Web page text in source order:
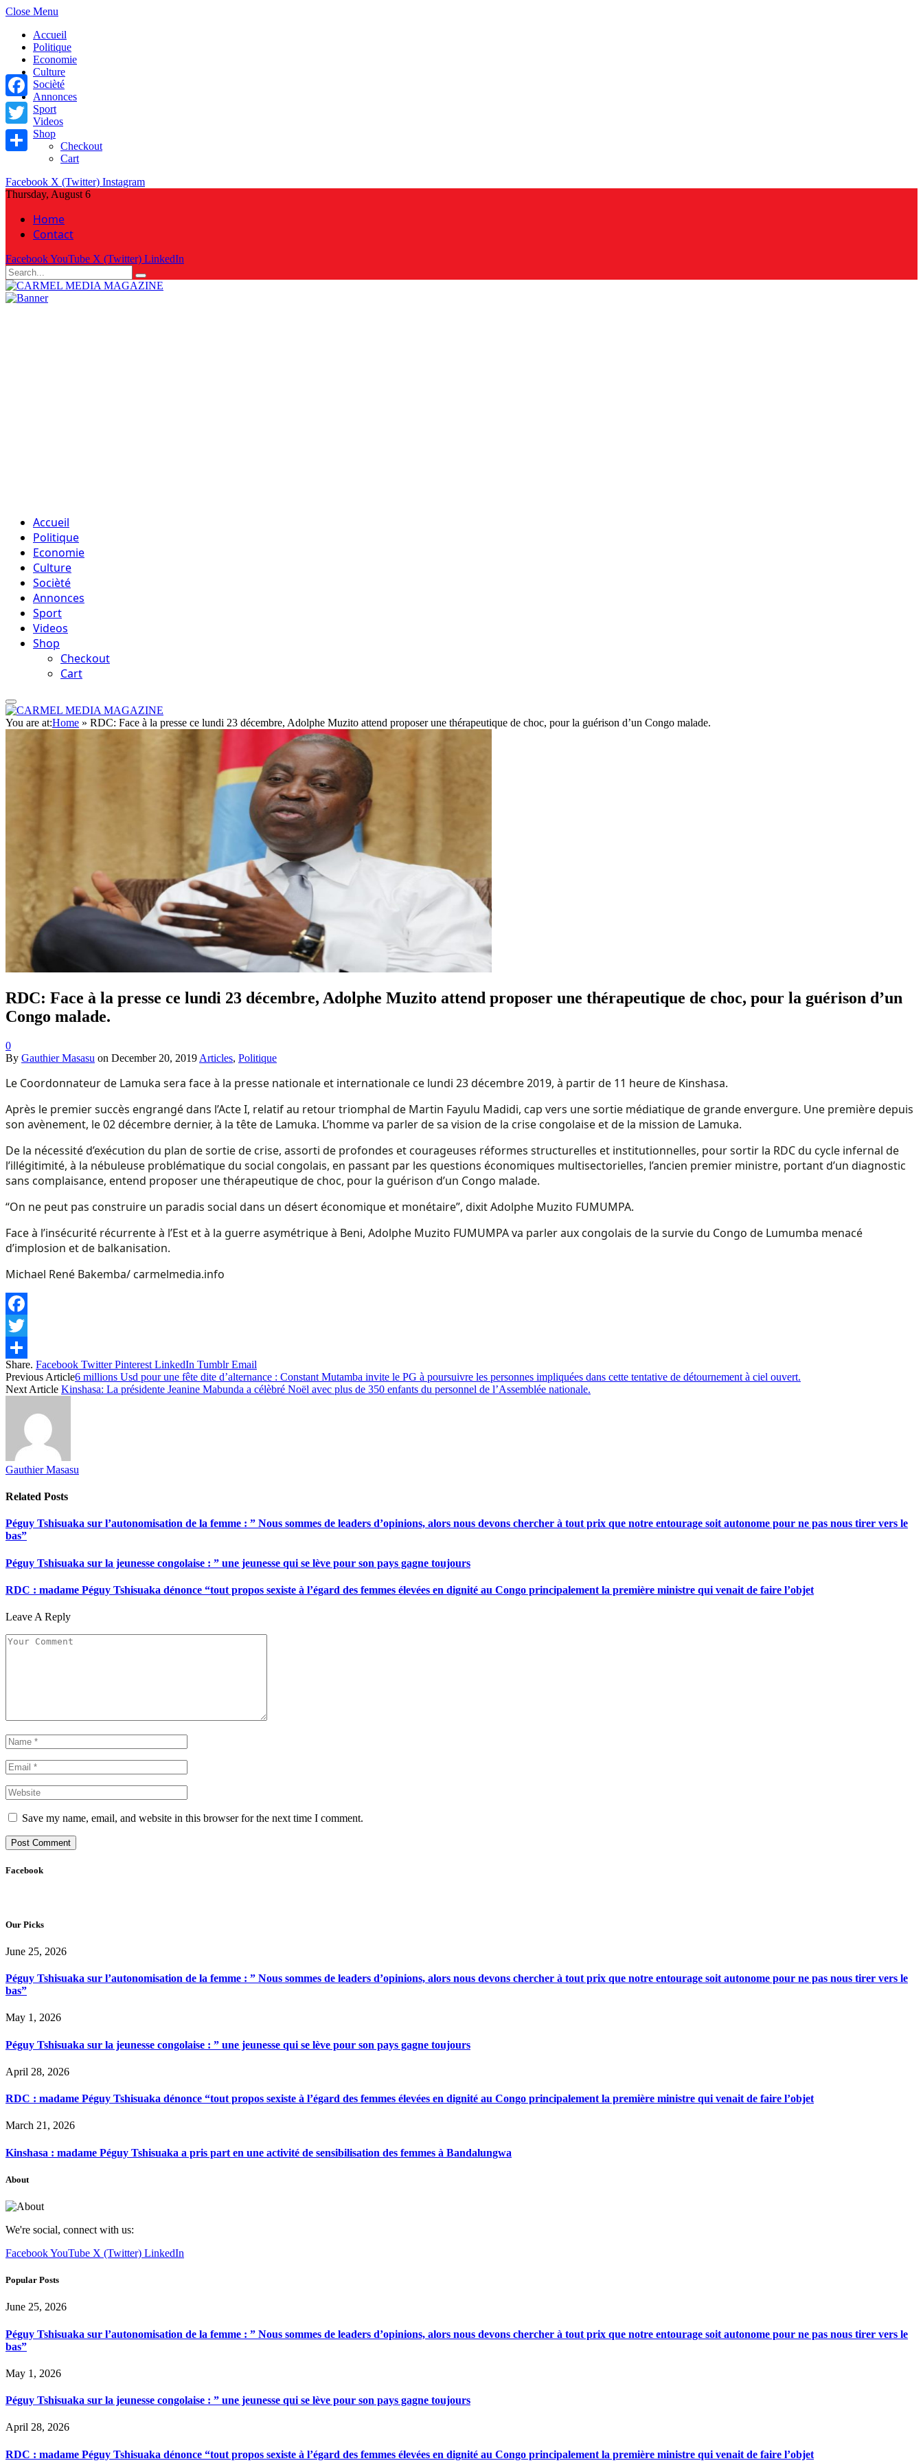
Close Menu
Accueil
Politique
Economie
Culture
Socièté
Annonces
Sport
Videos
Shop
Checkout
Cart
Facebook X (Twitter) Instagram
Thursday, August 6
Home
Contact
FacebookYouTube X (Twitter) LinkedIn
Accueil
Politique
Economie
Culture
Socièté
Annonces
Sport
Videos
Shop
Checkout
Cart
You are at:Home » RDC: Face à la presse ce lundi 23 décembre, Adolphe Muzito attend proposer une thérapeutique de choc, pour la guérison d’un Congo malade.
RDC: Face à la presse ce lundi 23 décembre, Adolphe Muzito attend proposer une thérapeutique de choc, pour la guérison d’un
Congo malade.
0
By Gauthier Masasu on December 20, 2019 Articles, Politique
Le Coordonnateur de Lamuka sera face à la presse nationale et internationale ce lundi 23 décembre 2019, à partir de 11 heure de Kinshasa.
Après le premier succès engrangé dans l’Acte I, relatif au retour triomphal de Martin Fayulu Madidi, cap vers une sortie médiatique de grande envergure. Une première depuis
son avènement, le 02 décembre dernier, à la tête de Lamuka. L’homme va parler de sa vision de la crise congolaise et de la mission de Lamuka.
De la nécessité d’exécution du plan de sortie de crise, assorti de profondes et courageuses réformes structurelles et institutionnelles, pour sortir la RDC du cycle infernal de
l’illégitimité, à la nébuleuse problématique du social congolais, en passant par les questions économiques multisectorielles, l’ancien premier ministre, portant d’un diagnostic
sans complaisance, entend proposer une thérapeutique de choc, pour la guérison d’un Congo malade.
“On ne peut pas construire un paradis social dans un désert économique et monétaire”, dixit Adolphe Muzito FUMUMPA.
Face à l’insécurité récurrente à l’Est et à la guerre asymétrique à Beni, Adolphe Muzito FUMUMPA va parler aux congolais de la survie du Congo de Lumumba menacé
d’implosion et de balkanisation.
Michael René Bakemba/ carmelmedia.info
Facebook
Twitter
Share
Share. Facebook Twitter Pinterest LinkedIn Tumblr Email
Previous Article6 millions Usd pour une fête dite d’alternance : Constant Mutamba invite le PG à poursuivre les personnes impliquées dans cette tentative de détournement à ciel ouvert.
Next Article Kinshasa: La présidente Jeanine Mabunda a célèbré Noël avec plus de 350 enfants du personnel de l’Assemblée nationale.
Gauthier Masasu
Related Posts
Péguy Tshisuaka sur l’autonomisation de la femme : ” Nous sommes de leaders d’opinions, alors nous devons chercher à tout prix que notre entourage soit autonome pour ne pas nous tirer vers le
bas”
Péguy Tshisuaka sur la jeunesse congolaise : ” une jeunesse qui se lève pour son pays gagne toujours
RDC : madame Péguy Tshisuaka dénonce “tout propos sexiste à l’égard des femmes élevées en dignité au Congo principalement la première ministre qui venait de faire l’objet
Leave A Reply
Save my name, email, and website in this browser for the next time I comment.
Facebook
Our Picks
June 25, 2026
Péguy Tshisuaka sur l’autonomisation de la femme : ” Nous sommes de leaders d’opinions, alors nous devons chercher à tout prix que notre entourage soit autonome pour ne pas nous tirer vers le
bas”
May 1, 2026
Péguy Tshisuaka sur la jeunesse congolaise : ” une jeunesse qui se lève pour son pays gagne toujours
April 28, 2026
RDC : madame Péguy Tshisuaka dénonce “tout propos sexiste à l’égard des femmes élevées en dignité au Congo principalement la première ministre qui venait de faire l’objet
March 21, 2026
Kinshasa : madame Péguy Tshisuaka a pris part en une activité de sensibilisation des femmes à Bandalungwa
About
We're social, connect with us:
FacebookYouTube X (Twitter) LinkedIn
Popular Posts
June 25, 2026
Péguy Tshisuaka sur l’autonomisation de la femme : ” Nous sommes de leaders d’opinions, alors nous devons chercher à tout prix que notre entourage soit autonome pour ne pas nous tirer vers le
bas”
May 1, 2026
Péguy Tshisuaka sur la jeunesse congolaise : ” une jeunesse qui se lève pour son pays gagne toujours
April 28, 2026
RDC : madame Péguy Tshisuaka dénonce “tout propos sexiste à l’égard des femmes élevées en dignité au Congo principalement la première ministre qui venait de faire l’objet
Facebook
Twitter